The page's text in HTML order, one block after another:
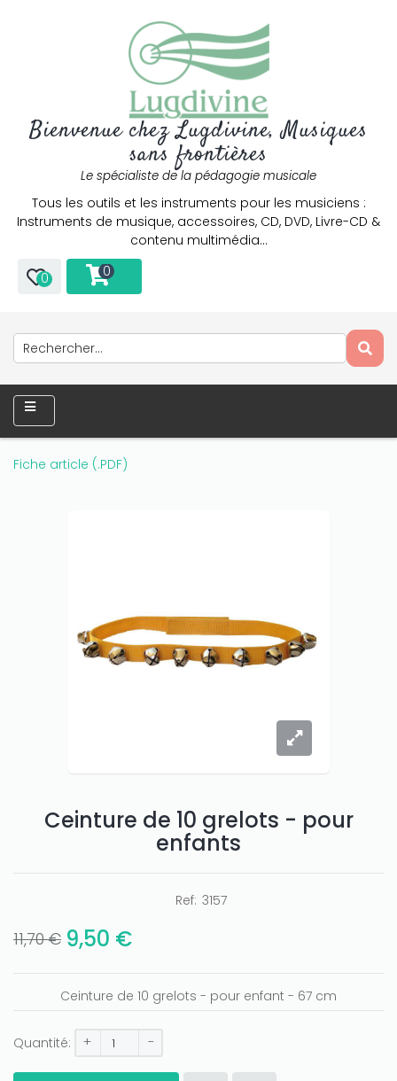
Bienvenue chez Lugdivine, Musiques
sans frontières
Le spécialiste de la pédagogie musicale
Tous les outils et les instruments pour les musiciens :
Instruments de musique, accessoires, CD, DVD, Livre-CD &
contenu multimédia…
0 0
Fiche article (.PDF)
Ceinture de 10 grelots - pour
enfants
Ref: 3157
11,70 € 9,50 €
Ceinture de 10 grelots - pour enfant - 67 cm
Quantité: + -